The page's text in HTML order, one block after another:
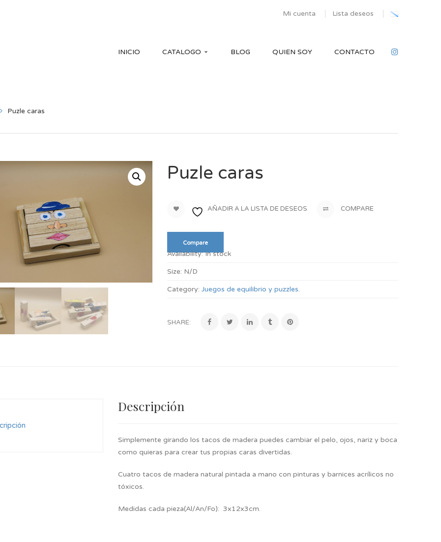
Mi cuenta Lista deseos
INICIO CATALOGO BLOG QUIEN SOY CONTACTO
Puzle caras
Puzle caras
AÑADIR A LA LISTA DE DESEOS COMPARE
Compare
Availability: In stock
Size: N/D
Category: Juegos de equilibrio y puzzles.
SHARE:
Descripción
Simplemente girando los tacos de madera puedes cambiar el pelo, ojos, nariz y boca
como quieras para crear tus propias caras divertidas.
Cuatro tacos de madera natural pintada a mano con pinturas y barnices acrílicos no
tóxicos.
Medidas cada pieza(Al/An/Fo): 3x12x3cm.